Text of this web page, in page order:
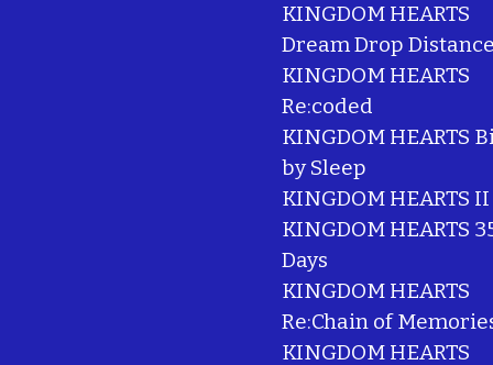
KINGDOM HEARTS
Dream Drop
KINGDOM HEARTS
Re:coded
KINGDOM HEARTS
by Sleep
KINGDOM HEARTS II
KINGDOM HEARTS
Days
KINGDOM HEARTS
Re:Chain of
KINGDOM HEARTS